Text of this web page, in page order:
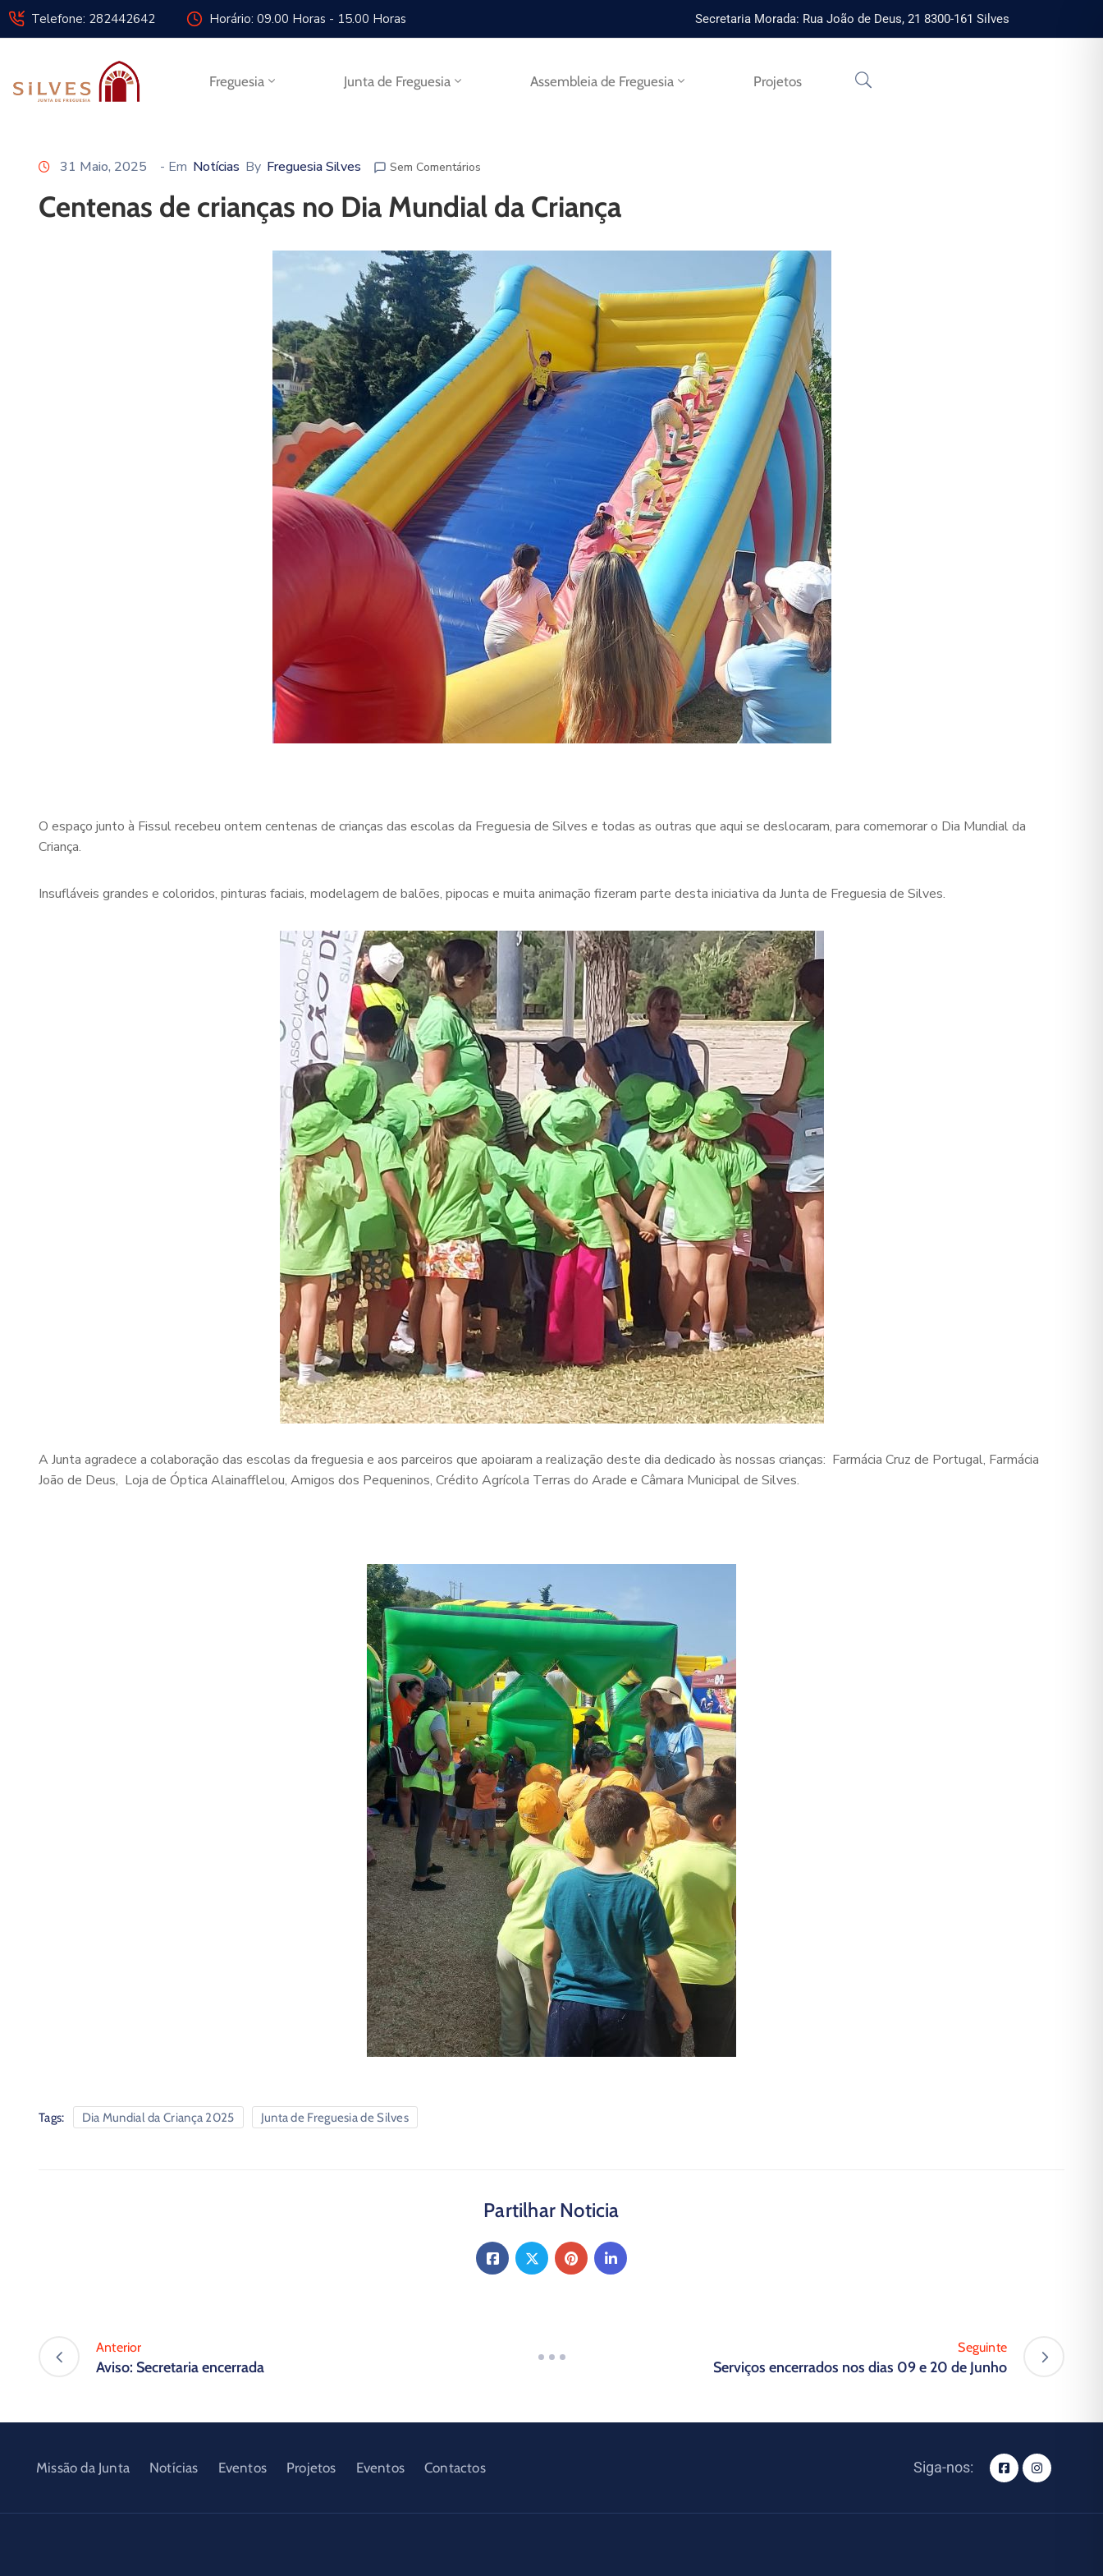
Telefone: 282442642 Horário: 09.00 Horas - 15.00 Horas Secretaria Morada: Rua João de Deus, 21 8300-161 Silves
Freguesia Junta de Freguesia Assembleia de Freguesia Projetos
31 Maio, 2025 - Em Notícias By Freguesia Silves Sem Comentários
Centenas de crianças no Dia Mundial da Criança
O espaço junto à Fissul recebeu ontem centenas de crianças das escolas da Freguesia de Silves e todas as outras que aqui se deslocaram, para comemorar o Dia Mundial da
Criança.
Insufláveis grandes e coloridos, pinturas faciais, modelagem de balões, pipocas e muita animação fizeram parte desta iniciativa da Junta de Freguesia de Silves.
A Junta agradece a colaboração das escolas da freguesia e aos parceiros que apoiaram a realização deste dia dedicado às nossas crianças: Farmácia Cruz de Portugal, Farmácia
João de Deus, Loja de Óptica Alainafflelou, Amigos dos Pequeninos, Crédito Agrícola Terras do Arade e Câmara Municipal de Silves.
Tags: Dia Mundial da Criança 2025 Junta de Freguesia de Silves
Partilhar Noticia
Anterior
Aviso: Secretaria encerrada
Seguinte
Serviços encerrados nos dias 09 e 20 de Junho
Missão da Junta Notícias Eventos Projetos Eventos Contactos Siga-nos: